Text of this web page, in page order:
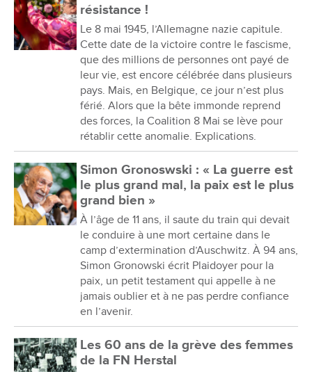
résistance !
Le 8 mai 1945, l’Allemagne nazie capitule.
Cette date de la victoire contre le fascisme,
que des millions de personnes ont payé de
leur vie, est encore célébrée dans plusieurs
pays. Mais, en Belgique, ce jour n’est plus
férié. Alors que la bête immonde reprend
des forces, la Coalition 8 Mai se lève pour
rétablir cette anomalie. Explications.
Simon Gronoswski : « La guerre est
le plus grand mal, la paix est le plus
grand bien »
À l’âge de 11 ans, il saute du train qui devait
le conduire à une mort certaine dans le
camp d’extermination d’Auschwitz. À 94 ans,
Simon Gronowski écrit Plaidoyer pour la
paix, un petit testament qui appelle à ne
jamais oublier et à ne pas perdre confiance
en l’avenir.
Les 60 ans de la grève des femmes
de la FN Herstal